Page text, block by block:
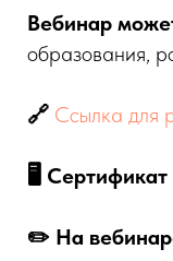
Вебинар
образования,
🔗 Ссылка для
🖥 Сертификат
✏️ На